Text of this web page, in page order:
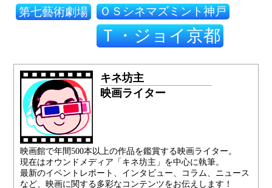
第七藝術劇場 ＯＳシネマズミント神戸
Ｔ・ジョイ京都
キネ坊主
映画ライター
映画館で年間500本以上の作品を鑑賞する映画ライター。
現在はオウンドメディア「キネ坊主」を中心に執筆。
最新のイベントレポート、インタビュー、コラム、ニュース
など、映画に関する多彩なコンテンツをお伝えします！